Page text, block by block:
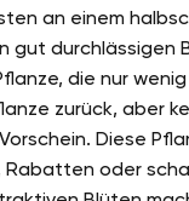
an einem
durchlässigen
die nur
zurück, aber
Diese
Rabatten oder